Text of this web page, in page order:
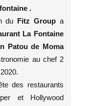
.
du Fitz Group a
La Fontaine
Patou de Moma
au chef 2
des restaurants
et Hollywood